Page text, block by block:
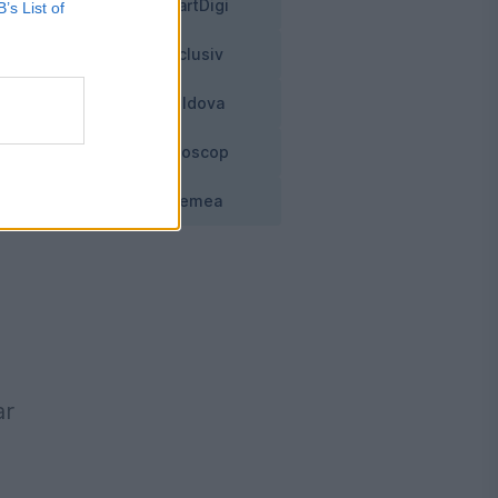
List of
SmartDigi
Exclusiv
Moldova
Horoscop
Vremea